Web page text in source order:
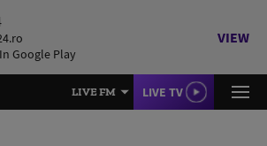
In Google Play
VIEW
LIVE FM LIVE TV